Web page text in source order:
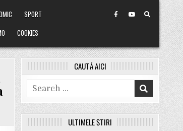
SPORT
COOKIES
CAUTĂ AICI
Search
for:
ULTIMELE ȘTIRI